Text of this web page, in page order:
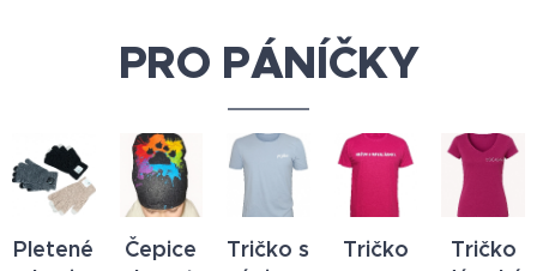
PRO PÁNÍČKY
Pletené
Čepice
Tričko s
Tričko
Tričko